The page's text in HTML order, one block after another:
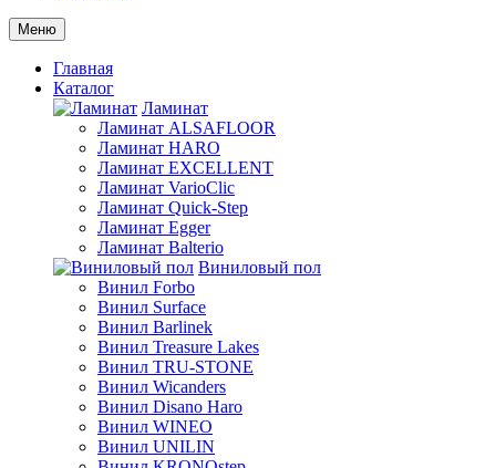
Меню
Главная
Каталог
Ламинат
Ламинат ALSAFLOOR
Ламинат HARO
Ламинат EXCELLENT
Ламинат VarioClic
Ламинат Quick-Step
Ламинат Egger
Ламинат Balterio
Виниловый пол
Винил Forbo
Винил Surface
Винил Barlinek
Винил Treasure Lakes
Винил TRU-STONE
Винил Wicanders
Винил Disano Haro
Винил WINEO
Винил UNILIN